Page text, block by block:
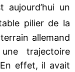
aujourd’hui un
pilier de la
allemand
trajectoire
effet, il avait